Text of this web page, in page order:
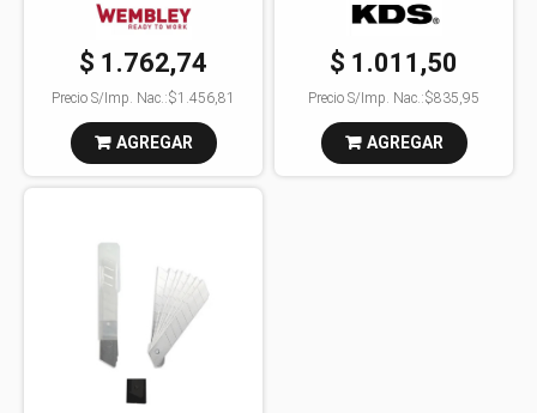
$ 1.762,74
Precio S/Imp. Nac.:$1.456,81
AGREGAR
$ 1.011,50
Precio S/Imp. Nac.:$835,95
AGREGAR